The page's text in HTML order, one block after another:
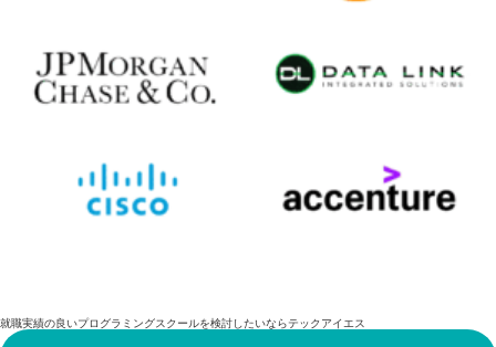
就職実績の良いプログラミングスクールを検討したいならテックアイエス